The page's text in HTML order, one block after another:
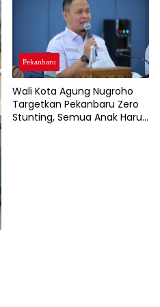
Pekanbaru
Wali Kota Agung Nugroho
Targetkan Pekanbaru Zero
Stunting, Semua Anak Harus